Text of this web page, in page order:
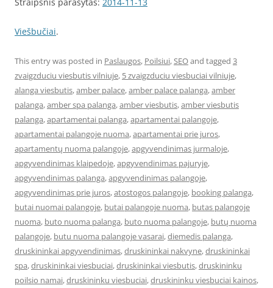
Viešbučiai.
This entry was posted in Paslaugos, Poilsiui,SEOand tagged 3
zvaigzduciu viesbutis vilniuje, 5 zvaigzduciu viesbuciai vilniuje,
alanga viesbutis,amber palace,amber palace palanga,amber
palanga,amber spa palanga,amber viesbutis,amber viesbutis
palanga,apartamentai palanga,apartamentai palangoje,
apartamentai palangoje nuoma,apartamentai prie juros,
apartamentų nuoma palangoje,apgyvendinimas jurmaloje,
apgyvendinimas klaipedoje,apgyvendinimas pajuryje,
apgyvendinimas palanga,apgyvendinimas palangoje,
apgyvendinimas prie juros,atostogos palangoje, booking palanga,
butai nuomai palangoje, butai palangoje nuoma, butas palangoje
nuoma, buto nuoma palanga, buto nuoma palangoje, butų nuoma
palangoje, butu nuoma palangoje vasarai,diemedis palanga,
druskininkai apgyvendinimas,druskininkai nakvyne,druskininkai
spa,druskininkai viesbuciai,druskininkai viesbutis,druskininku
poilsio namai,druskininku viesbuciai,druskininku viesbuciai kainos,